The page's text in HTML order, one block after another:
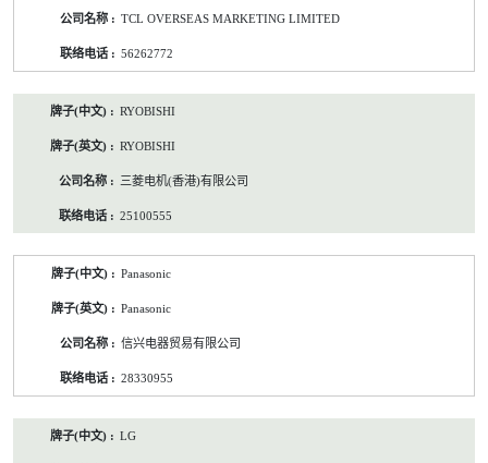
TCL OVERSEAS MARKETING LIMITED
56262772
RYOBISHI
RYOBISHI
三菱电机(香港)有限公司
25100555
Panasonic
Panasonic
信兴电器贸易有限公司
28330955
LG